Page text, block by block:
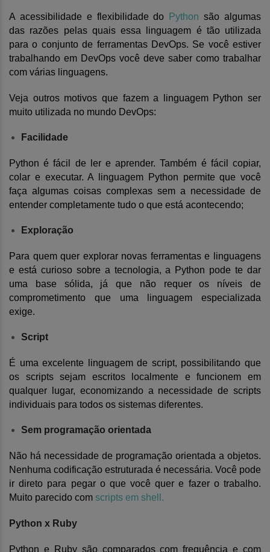
A acessibilidade e flexibilidade do Python são algumas
das razões pelas quais essa linguagem é tão utilizada
para o conjunto de ferramentas DevOps. Se você estiver
trabalhando em DevOps você deve saber como trabalhar
com várias linguagens.
Veja outros motivos que fazem a linguagem Python ser
muito utilizada no mundo DevOps:
Facilidade
Python é fácil de ler e aprender. Também é fácil copiar,
colar e executar. A linguagem Python permite que você
faça algumas coisas complexas sem a necessidade de
entender completamente tudo o que está acontecendo;
Exploração
Para quem quer explorar novas ferramentas e linguagens
e está curioso sobre a tecnologia, a Python pode te dar
uma base sólida, já que não requer os níveis de
comprometimento que uma linguagem especializada
exige.
Script
É uma excelente linguagem de script, possibilitando que
os scripts sejam escritos localmente e funcionem em
qualquer lugar, economizando a necessidade de scripts
individuais para todos os sistemas diferentes.
Sem programação orientada
Não há necessidade de programação orientada a objetos.
Nenhuma codificação estruturada é necessária. Você pode
ir direto para pegar o que você quer e fazer o trabalho.
Muito parecido com scripts em shell.
Python x Ruby
Python e Ruby são comparados com frequência e com